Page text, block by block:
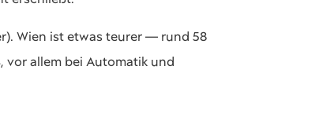
Wien ist etwas teurer — rund 58
vor allem bei Automatik und